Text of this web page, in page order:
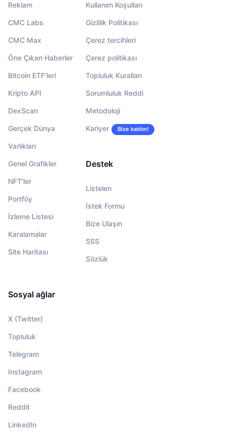
Reklam
CMC Labs
CMC Max
Öne Çıkan Haberler
Bitcoin ETF'leri
Kripto API
DexScan
Gerçek Dünya
Varlıkları
Genel Grafikler
NFT'ler
Portföy
İzleme Listesi
Karalamalar
Site Haritası
Kullanım Koşulları
Gizlilik Politikası
Çerez tercihleri
Çerez politikası
Topluluk Kuralları
Sorumluluk Reddi
Metodoloji
Kariyer Bize katılın!
Destek
Listelen
İstek Formu
Bize Ulaşın
SSS
Sözlük
Sosyal ağlar
X (Twitter)
Topluluk
Telegram
Instagram
Facebook
Reddit
LinkedIn